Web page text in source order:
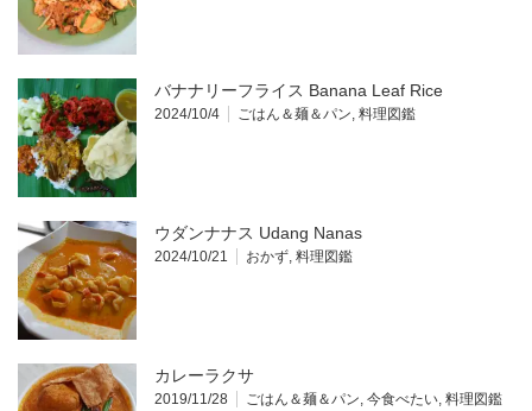
バナナリーフライス Banana Leaf Rice
2024/10/4 ごはん＆麺＆パン 料理図鑑
ウダンナナス Udang Nanas
2024/10/21 おかず 料理図鑑
カレーラクサ
2019/11/28 ごはん＆麺＆パン 今食べたい 料理図鑑